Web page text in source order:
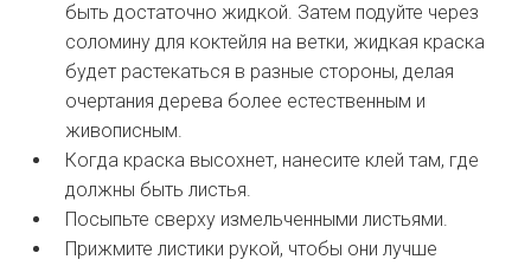
быть достаточно жидкой. Затем подуйте через
соломину для коктейля на ветки, жидкая краска
будет растекаться в разные стороны, делая
очертания дерева более естественным и
живописным.
Когда краска высохнет, нанесите клей там, где
должны быть листья.
Посыпьте сверху измельченными листьями.
Прижмите листики рукой, чтобы они лучше